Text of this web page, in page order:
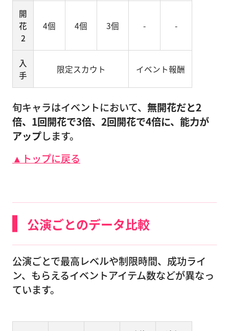
開
花
2
4個 4個 3個 - -
入
手
限定スカウト イベント報酬
旬キャラはイベントにおいて、 無開花だと2
倍、1回開花で3倍、2回開花で4倍に、能力が
アップします。
▲トップに戻る
公演ごとのデータ比較
公演ごとで最高レベルや制限時間、成功ライ
ン、もらえるイベントアイテム数などが異なっ
ています。